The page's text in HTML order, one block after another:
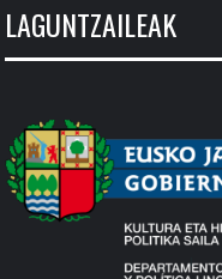
LAGUNTZAILEAK